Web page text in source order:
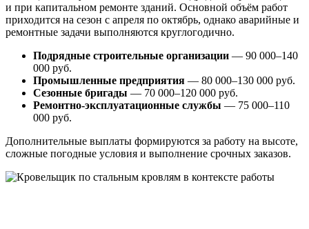
и при капитальном ремонте зданий. Основной объём работ
приходится на сезон с апреля по октябрь, однако аварийные и
ремонтные задачи выполняются круглогодично.
Подрядные строительные организации — 90 000–140
000 руб.
Промышленные предприятия — 80 000–130 000 руб.
Сезонные бригады — 70 000–120 000 руб.
Ремонтно-эксплуатационные службы — 75 000–110
000 руб.
Дополнительные выплаты формируются за работу на высоте,
сложные погодные условия и выполнение срочных заказов.